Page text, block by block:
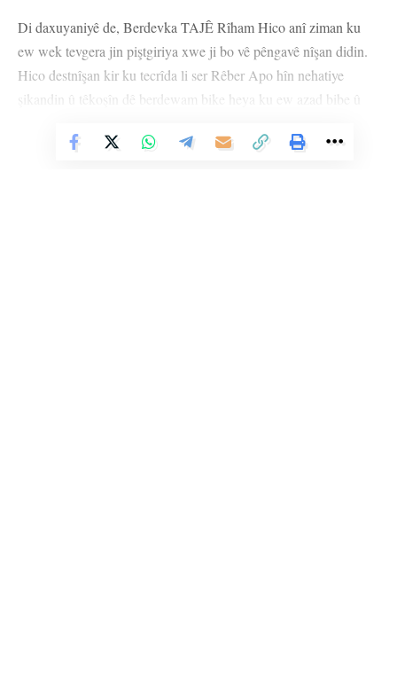
Di daxuyaniyê de, Berdevka TAJÊ Rîham Hico anî ziman ku
ew wek tevgera jin piştgiriya xwe ji bo vê pêngavê nîşan didin.
Hico destnîşan kir ku tecrîda li ser Rêber Apo hîn nehatiye
şikandin û têkoşîn dê berdewam bike heya ku ew azad bibe û
xwendin’ da destpêkirin, ku armanca wê belavkirina fikir û
Vê Nûçeyê Bixwîne